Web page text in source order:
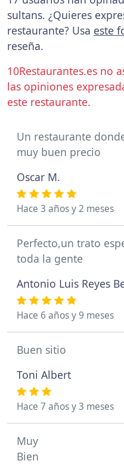
sultans. ¿Quieres
restaurante? Usa este
reseña.
10Restaurantes.es no
las opiniones
este restaurante.
Un restaurante
muy buen precio
Oscar M.
Hace 3 años y 2 meses
Perfecto,un trato
toda la gente
Antonio Luis Reyes
Hace 6 años y 9 meses
Buen sitio
Toni Albert
Hace 7 años y 3 meses
Muy
Bien